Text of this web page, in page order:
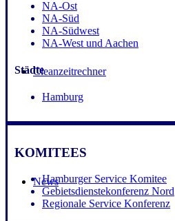
Cleanzeitrechner
News
NA-Ost
NA-Süd
NA-Südwest
NA-West und Aachen
Städte
Hamburg
KOMITEES
Hamburger Service Komitee
Gebietsdienstekonferenz Nord
Regionale Service Konferenz